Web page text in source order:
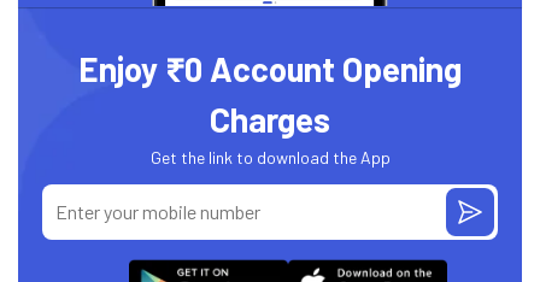
Enjoy ₹0 Account Opening
Charges
Get the link to download the App